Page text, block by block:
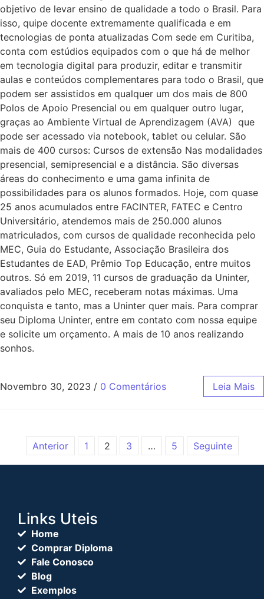
objetivo de levar ensino de qualidade a todo o Brasil. Para
isso, quipe docente extremamente qualificada e em
tecnologias de ponta atualizadas Com sede em Curitiba,
conta com estúdios equipados com o que há de melhor
em tecnologia digital para produzir, editar e transmitir
aulas e conteúdos complementares para todo o Brasil, que
podem ser assistidos em qualquer um dos mais de 800
Polos de Apoio Presencial ou em qualquer outro lugar,
graças ao Ambiente Virtual de Aprendizagem (AVA) que
pode ser acessado via notebook, tablet ou celular. São
mais de 400 cursos: Cursos de extensão Nas modalidades
presencial, semipresencial e a distância. São diversas
áreas do conhecimento e uma gama infinita de
possibilidades para os alunos formados. Hoje, com quase
25 anos acumulados entre FACINTER, FATEC e Centro
Universitário, atendemos mais de 250.000 alunos
matriculados, com cursos de qualidade reconhecida pelo
MEC, Guia do Estudante, Associação Brasileira dos
Estudantes de EAD, Prêmio Top Educação, entre muitos
outros. Só em 2019, 11 cursos de graduação da Uninter,
avaliados pelo MEC, receberam notas máximas. Uma
conquista e tanto, mas a Uninter quer mais. Para comprar
seu Diploma Uninter, entre em contato com nossa equipe
e solicite um orçamento. A mais de 10 anos realizando
sonhos.
Novembro 30, 2023 / 0 Comentários Leia Mais
Anterior 1 2 3 … 5 Seguinte
Links Uteis
Home
Comprar Diploma
Fale Conosco
Blog
Exemplos